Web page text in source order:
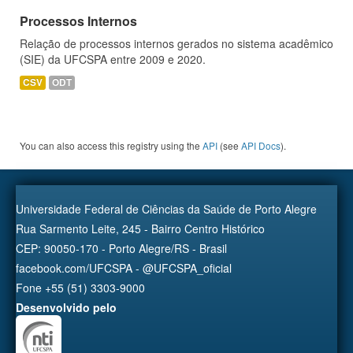
Processos Internos
Relação de processos internos gerados no sistema acadêmico
(SIE) da UFCSPA entre 2009 e 2020.
CSV ODT
You can also access this registry using the API (see API Docs).
Universidade Federal de Ciências da Saúde de Porto Alegre
Rua Sarmento Leite, 245 - Bairro Centro Histórico
CEP: 90050-170 - Porto Alegre/RS - Brasil
facebook.com/UFCSPA - @UFCSPA_oficial
Fone +55 (51) 3303-9000
Desenvolvido pelo